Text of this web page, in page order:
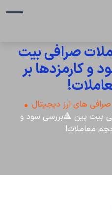
صرافی بیت
و کارمزدها بر
های ارز دیجیتال
بیت پین 🔺بررسی سود و
معاملات!